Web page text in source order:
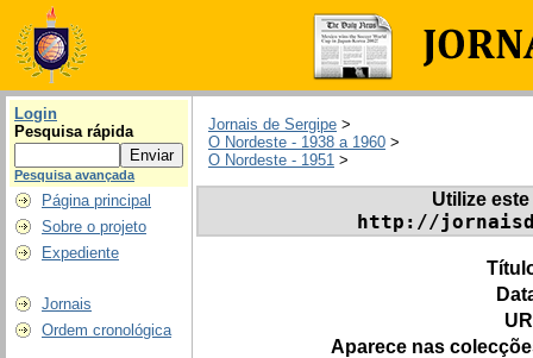
Login
Pesquisa rápida
Pesquisa avançada
Página principal
Sobre o projeto
Expediente
Jornais
Ordem cronológica
Jornais de Sergipe >
O Nordeste - 1938 a 1960 >
O Nordeste - 1951 >
Utilize
http://
Aparece nas